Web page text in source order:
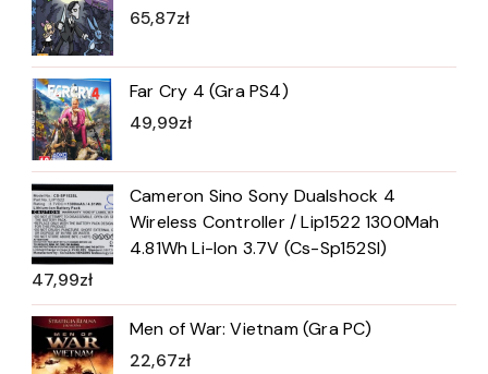
65,87zł
Far Cry 4 (Gra PS4)
49,99zł
Cameron Sino Sony Dualshock 4
Wireless Controller / Lip1522 1300Mah
4.81Wh Li-Ion 3.7V (Cs-Sp152Sl)
47,99zł
Men of War: Vietnam (Gra PC)
22,67zł